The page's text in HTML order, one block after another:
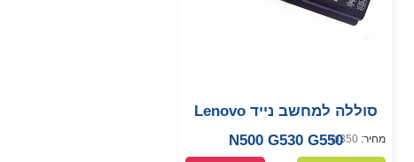
סוללה למחשב נייד Lenovo
N500 G530 G550
מחיר: ₪350